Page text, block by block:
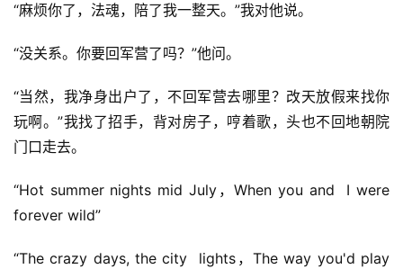
“麻烦你了，法魂，陪了我一整天。”我对他说。
“没关系。你要回军营了吗？”他问。
“当然，我净身出户了，不回军营去哪里？改天放假来找你
玩啊。”我找了招手，背对房子，哼着歌，头也不回地朝院
门口走去。
“Hot summer nights mid July，When you and  I were
forever wild”
“The crazy days, the city  lights，The way you'd play